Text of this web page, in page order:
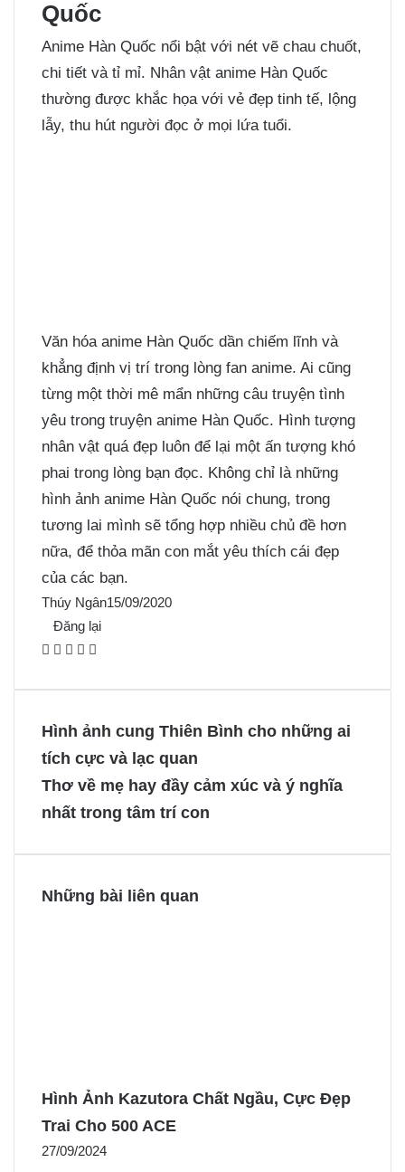
Quốc
Anime Hàn Quốc nổi bật với nét vẽ chau chuốt,
chi tiết và tỉ mỉ. Nhân vật anime Hàn Quốc
thường được khắc họa với vẻ đẹp tinh tế, lộng
lẫy, thu hút người đọc ở mọi lứa tuổi.
Văn hóa anime Hàn Quốc dần chiếm lĩnh và
khẳng định vị trí trong lòng fan anime. Ai cũng
từng một thời mê mẩn những câu truyện tình
yêu trong truyện anime Hàn Quốc. Hình tượng
nhân vật quá đẹp luôn để lại một ấn tượng khó
phai trong lòng bạn đọc. Không chỉ là những
hình ảnh anime Hàn Quốc nói chung, trong
tương lai mình sẽ tổng hợp nhiều chủ đề hơn
nữa, để thỏa mãn con mắt yêu thích cái đẹp
của các bạn.
Thúy Ngân15/09/2020
Đăng lại
F
o
o
k
X P
r
e
s
M
n
g
e
n
g
e
Hình ảnh cung Thiên Bình cho những ai
tích cực và lạc quan
Thơ về mẹ hay đầy cảm xúc và ý nghĩa
nhất trong tâm trí con
Những bài liên quan
Hình Ảnh Kazutora Chất Ngầu, Cực Đẹp
Trai Cho 500 ACE
27/09/2024